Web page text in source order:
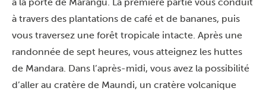
à travers des plantations de café et de bananes, puis
vous traversez une forêt tropicale intacte. Après une
randonnée de sept heures, vous atteignez les huttes
de Mandara. Dans l’après-midi, vous avez la possibilité
d’aller au cratère de Maundi, un cratère volcanique